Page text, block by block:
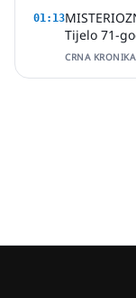
01:13
Tijelo 71-
uhitila
CRNA KRONIKA